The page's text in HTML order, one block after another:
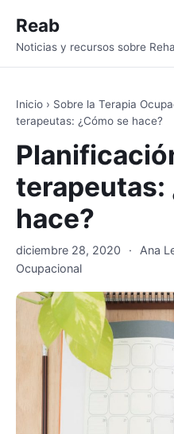
Reab
Noticias y recursos sobre
Inicio › Sobre la Terapia
terapeutas: ¿Cómo se hace?
terapeutas:
hace?
diciembre 28, 2020 · Ana
Ocupacional